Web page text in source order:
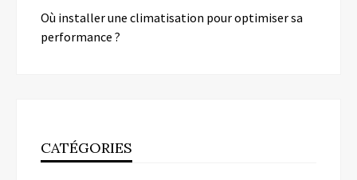
Où installer une climatisation pour optimiser sa
performance ?
CATÉGORIES